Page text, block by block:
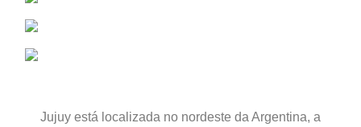
Jujuy está localizada no nordeste da Argentina, a